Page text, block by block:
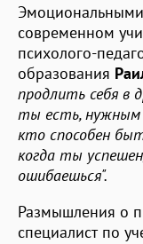
современном
психолого-
образования
продлить себя в
ты есть, нужным
кто способен
когда ты
ошибаешься".
Размышления о
специалист по